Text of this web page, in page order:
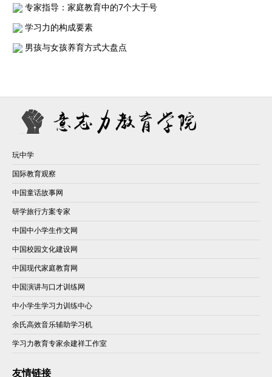
专家指导：家庭教育中的7个大于号
学习力的构成要素
男孩与女孩养育方式大盘点
玩中学
国际教育观察
中国童话故事网
研学旅行方案专家
中国中小学生作文网
中国校园文化建设网
中国现代家庭教育网
中国演讲与口才训练网
中小学生学习力训练中心
余氏高效音乐辅助学习机
学习力教育专家余建祥工作室
友情链接